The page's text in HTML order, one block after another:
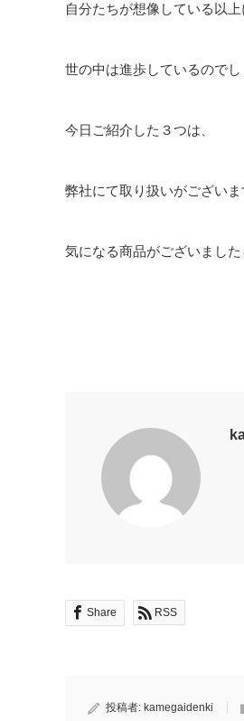
自分たちが想像している以上
世の中は進歩しているのでし
今日ご紹介した３つは、
弊社にて取り扱いがございま
気になる商品がございまし
Share RSS
投稿者: kamegaidenki